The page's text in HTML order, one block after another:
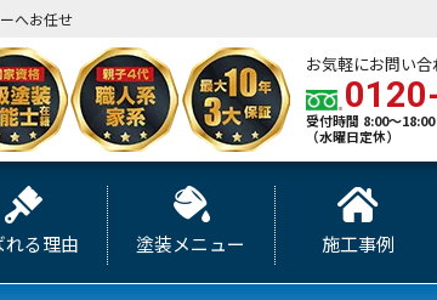
へお任せ
お気軽にお問い
受付時間 8:00～18:00
（水曜日定休）
れる理由 塗装メニュー 施工事例